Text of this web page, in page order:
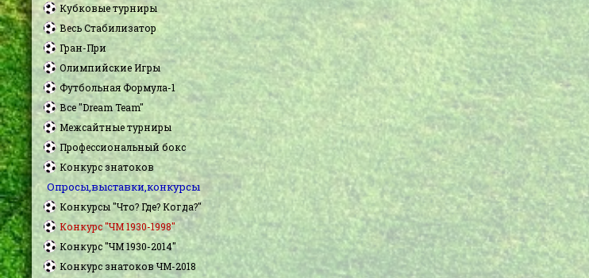
Кубковые турниры
Весь Стабилизатор
Гран-При
Олимпийские Игры
Футбольная Формула-1
Все "Dream Team"
Межсайтные турниры
Профессиональный бокс
Конкурс знатоков
Опросы,выставки,конкурсы
Конкурсы "Что? Где? Когда?"
Конкурс "ЧМ 1930-1998"
Конкурс "ЧМ 1930-2014"
Конкурс знатоков ЧМ-2018